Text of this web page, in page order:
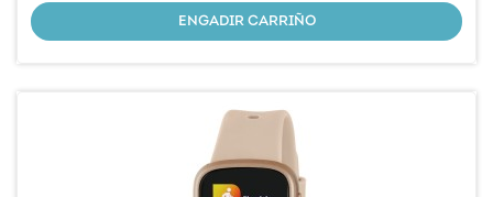
ENGADIR CARRIÑO